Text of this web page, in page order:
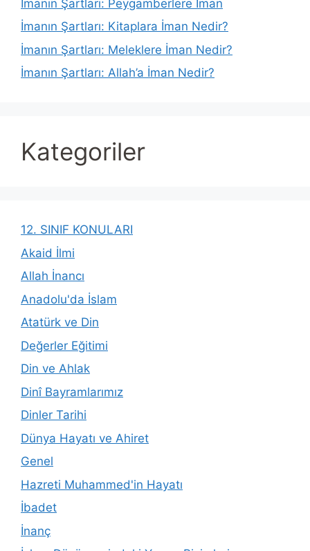
İmanın Şartları: Peygamberlere İman
İmanın Şartları: Kitaplara İman Nedir?
İmanın Şartları: Meleklere İman Nedir?
İmanın Şartları: Allah’a İman Nedir?
Kategoriler
12. SINIF KONULARI
Akaid İlmi
Allah İnancı
Anadolu'da İslam
Atatürk ve Din
Değerler Eğitimi
Din ve Ahlak
Dinî Bayramlarımız
Dinler Tarihi
Dünya Hayatı ve Ahiret
Genel
Hazreti Muhammed'in Hayatı
İbadet
İnanç